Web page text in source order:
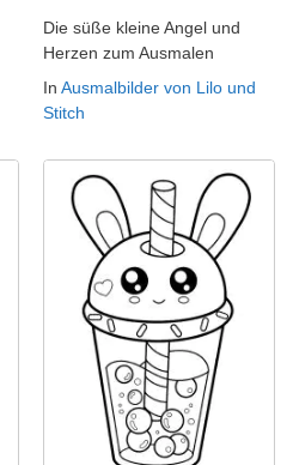
Die süße kleine Angel und
Herzen zum Ausmalen
In Ausmalbilder von Lilo und
Stitch